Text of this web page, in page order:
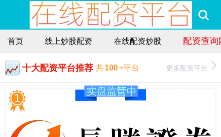
首页 线上炒股配资 在线配资炒股 配资查询
十大配资平台推荐 共100+平台 更多配资平台